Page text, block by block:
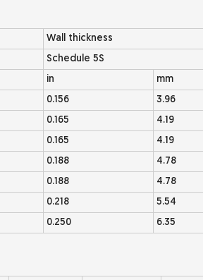
Wall thickness
Schedule 5S
in
mm
0.156 3.96
0.165 4.19
0.165 4.19
0.188 4.78
0.188 4.78
0.218 5.54
0.250 6.35